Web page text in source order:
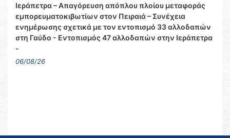
Ιεράπετρα – Απαγόρευση απόπλου πλοίου μεταφοράς
εμπορευματοκιβωτίων στον Πειραιά – Συνέχεια
ενημέρωσης σχετικά με τον εντοπισμό 33 αλλοδαπών
στη Γαύδο - Εντοπισμός 47 αλλοδαπών στην Ιεράπετρα
-
06/08/26